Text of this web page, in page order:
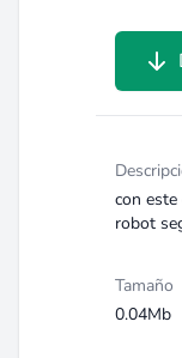
con
robot
Tamaño
0.04Mb